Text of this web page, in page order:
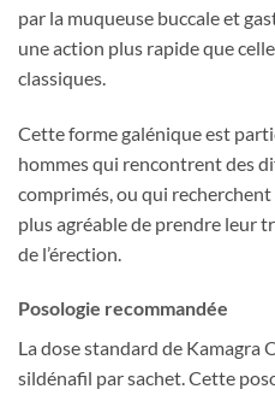
par la muqueuse buccale et
une action plus rapide que
classiques.
Cette forme galénique est
hommes qui rencontrent des
comprimés, ou qui
plus agréable de prendre leur
de l’érection.
Posologie recommandée
La dose standard de Kamagra
sildénafil par sachet. Cette